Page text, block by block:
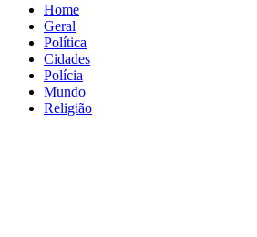
Home
Geral
Política
Cidades
Polícia
Mundo
Religião